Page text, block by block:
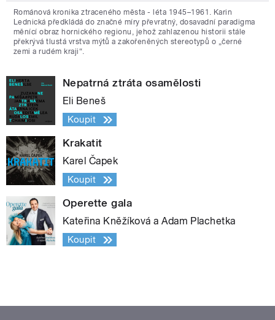
Románová kronika ztraceného města - léta 1945–1961. Karin
Lednická předkládá do značné míry převratný, dosavadní paradigma
měnící obraz hornického regionu, jehož zahlazenou historii stále
překrývá tlustá vrstva mýtů a zakořeněných stereotypů o „černé
zemi a rudém kraji“.
Nepatrná ztráta osamělosti
Eli Beneš
Koupit
Krakatit
Karel Čapek
Koupit
Operette gala
Kateřina Kněžíková a Adam Plachetka
Koupit